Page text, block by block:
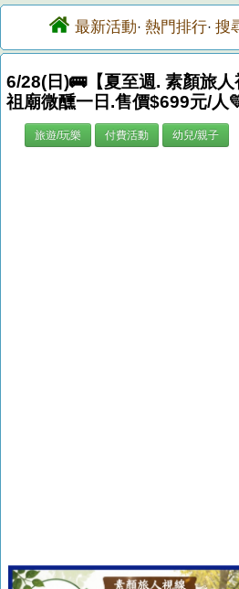
最新活動· 熱門排行· 搜
6/28(日)🚌【夏至週. 素顏旅
祖廟微醺一日.售價$699元/人
旅遊/玩樂 付費活動 幼兒/親子